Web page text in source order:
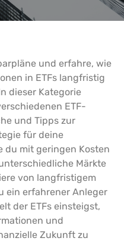
und erfahre, wie
in ETFs langfristig
dieser Kategorie
ETF-
und Tipps zur
für deine
du mit geringen Kosten
Märkte
von langfristigem
ein erfahrener Anleger
der ETFs einsteigst,
und
Zukunft zu